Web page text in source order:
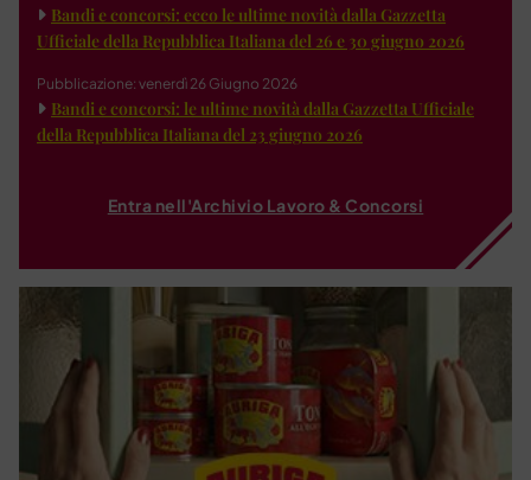
Bandi e concorsi: ecco le ultime novità dalla Gazzetta
Ufficiale della Repubblica Italiana del 26 e 30 giugno 2026
Pubblicazione: venerdì 26 Giugno 2026
Bandi e concorsi: le ultime novità dalla Gazzetta Ufficiale
della Repubblica Italiana del 23 giugno 2026
Entra nell'Archivio Lavoro & Concorsi